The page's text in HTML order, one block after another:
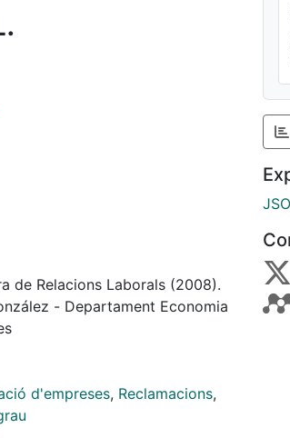
de Relacions Laborals (2008).
- Departament Economia
d'empreses, Reclamacions,